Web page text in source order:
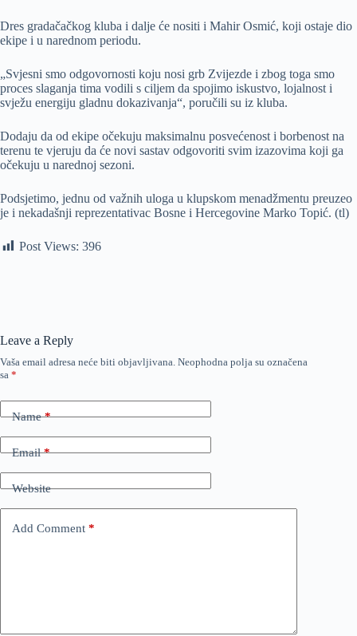
Dres gradačačkog kluba i dalje će nositi i Mahir Osmić, koji ostaje dio
ekipe i u narednom periodu.
„Svjesni smo odgovornosti koju nosi grb Zvijezde i zbog toga smo
proces slaganja tima vodili s ciljem da spojimo iskustvo, lojalnost i
svježu energiju gladnu dokazivanja“, poručili su iz kluba.
Dodaju da od ekipe očekuju maksimalnu posvećenost i borbenost na
terenu te vjeruju da će novi sastav odgovoriti svim izazovima koji ga
očekuju u narednoj sezoni.
Podsjetimo, jednu od važnih uloga u klupskom menadžmentu preuzeo
je i nekadašnji reprezentativac Bosne i Hercegovine Marko Topić. (tl)
Post Views: 396
Leave a Reply
Vaša email adresa neće biti objavljivana. Neophodna polja su označena
sa *
Name*
Email*
Website
Add Comment *